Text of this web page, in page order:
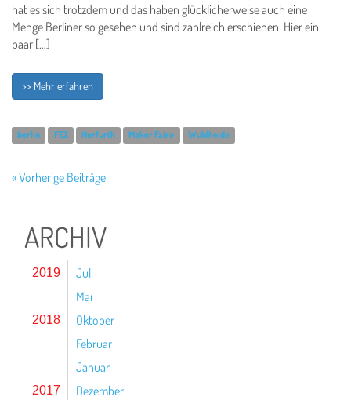
hat es sich trotzdem und das haben glücklicherweise auch eine
Menge Berliner so gesehen und sind zahlreich erschienen. Hier ein
paar […]
>> Mehr erfahren
berlin FEZ Herfurth Maker Faire Wuhlheide
« Vorherige Beiträge
ARCHIV
2019
Juli
Mai
2018
Oktober
Februar
Januar
2017
Dezember